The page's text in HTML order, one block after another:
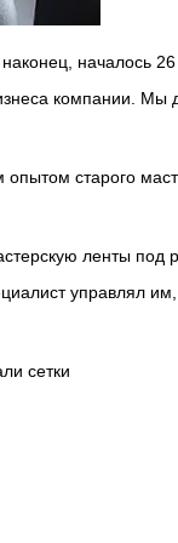
началось 26
компании. Мы
опытом старого
ленты под
управлял
сетки